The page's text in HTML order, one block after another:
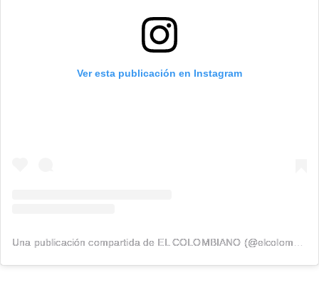
Ver esta publicación en Instagram